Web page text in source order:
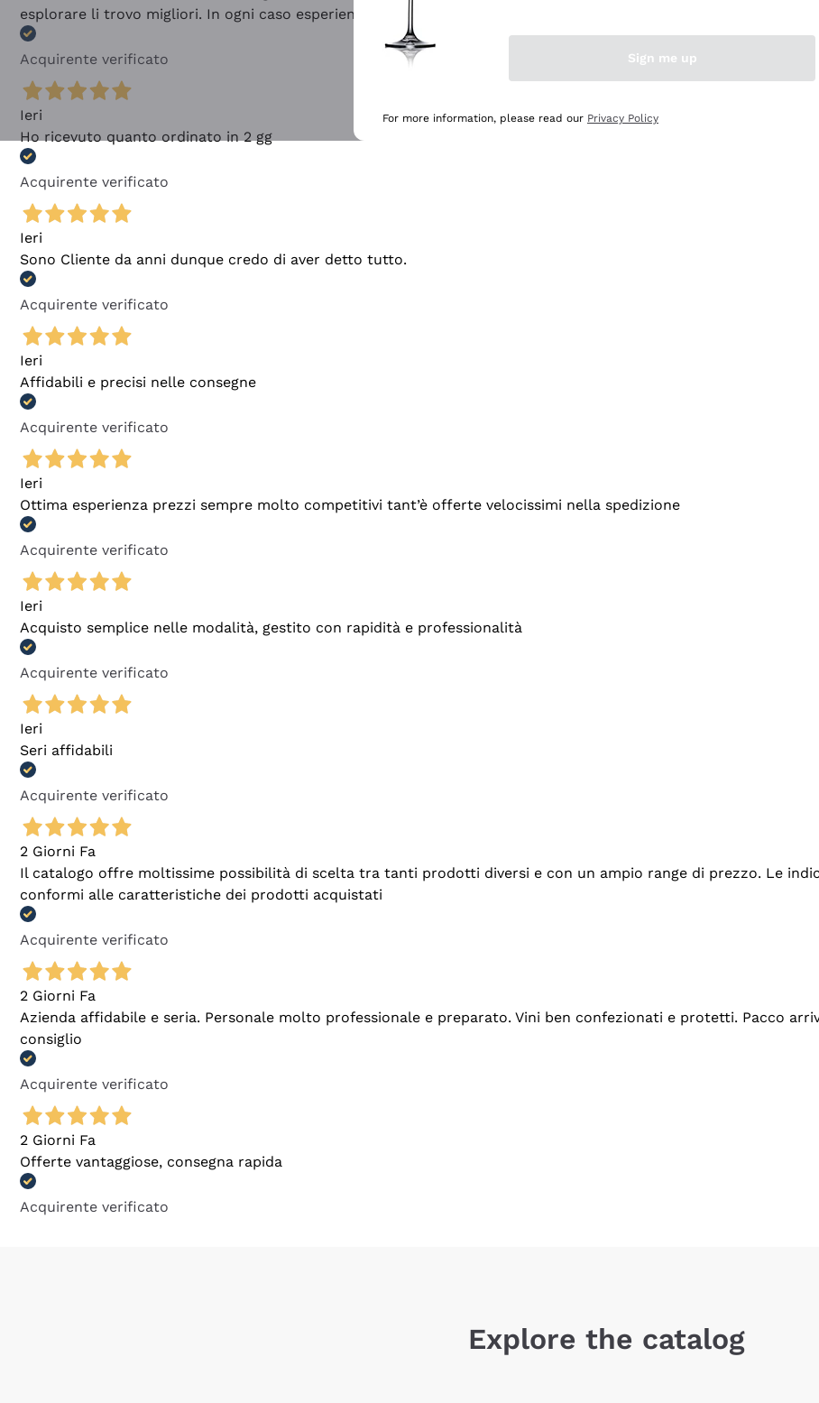
esplorare li trovo migliori. In ogni caso esperienza buona e lo consiglio! 👍
Acquirente verificato
Ieri
Ho ricevuto quanto ordinato in 2 gg
Acquirente verificato
Ieri
Sono Cliente da anni dunque credo di aver detto tutto.
Acquirente verificato
Ieri
Affidabili e precisi nelle consegne
Acquirente verificato
Ieri
Ottima esperienza prezzi sempre molto competitivi tant’è offerte velocissimi nella spedizione
Acquirente verificato
Ieri
Acquisto semplice nelle modalità, gestito con rapidità e professionalità
Acquirente verificato
Ieri
Seri affidabili
Acquirente verificato
2 Giorni Fa
Il catalogo offre moltissime possibilità di scelta tra tanti prodotti diversi e con un ampio range di prezzo. Le
conformi alle caratteristiche dei prodotti acquistati
Acquirente verificato
2 Giorni Fa
Azienda affidabile e seria. Personale molto professionale e preparato. Vini ben confezionati e protetti. Pacco
consiglio
Acquirente verificato
2 Giorni Fa
Offerte vantaggiose, consegna rapida
Acquirente verificato
Explore the catalog
Sign me up
For more information, please read our Privacy Policy